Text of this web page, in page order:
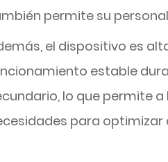
permite su
el dispositivo es
estable
lo que permite
para optimizar